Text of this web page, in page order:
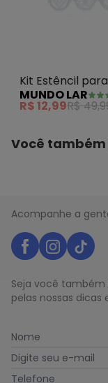
Kit Estêncil
Peças
MUNDO LAR
R$ 12,99R$
Você
Acompanhe a
Seja você também
pelas nossas dicas
Nome
Digite seu e-mail
Telefone